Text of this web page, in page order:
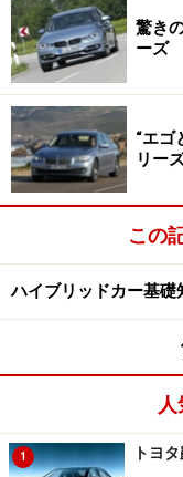
驚き
ーズ
“エゴ
リー
この
ハイブリッドカー基礎
1 トヨ